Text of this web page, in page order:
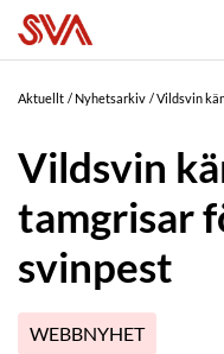
Aktuellt Nyhetsarkiv Vildsvin
Vildsvin
tamgrisar
svinpest
WEBBNYHET